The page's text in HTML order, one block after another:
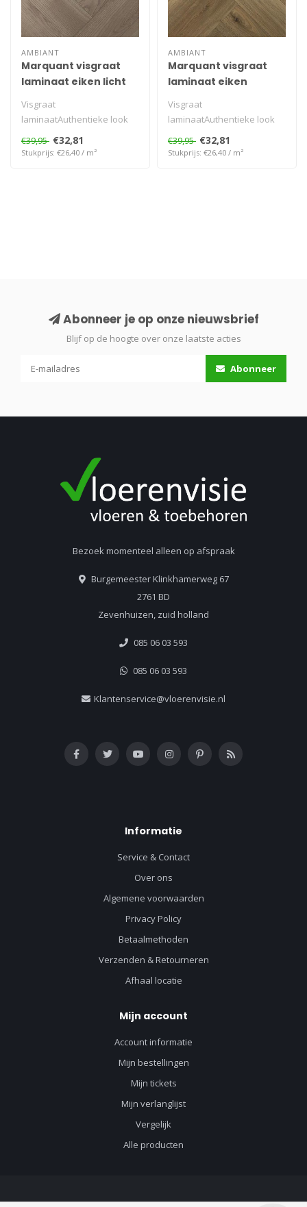
AMBIANT
Marquant visgraat
laminaat eiken licht
Visgraat
laminaatAuthentieke look
natuurgetrouw
€39,95 €32,81
Stukprijs: €26,40 / m²
AMBIANT
Marquant visgraat
laminaat eiken
Visgraat
laminaatAuthentieke look
natuurgetrouw
€39,95 €32,81
Stukprijs: €26,40 / m²
Abonneer je op onze nieuwsbrief
Blijf op de hoogte over onze laatste acties
Abonneer
Bezoek momenteel alleen op afspraak
Burgemeester Klinkhamerweg 67
2761 BD
Zevenhuizen, zuid holland
085 06 03 593
085 06 03 593
Klantenservice@vloerenvisie.nl
Informatie
Service & Contact
Over ons
Algemene voorwaarden
Privacy Policy
Betaalmethoden
Verzenden & Retourneren
Afhaal locatie
Mijn account
Account informatie
Mijn bestellingen
Mijn tickets
Mijn verlanglijst
Vergelijk
Alle producten